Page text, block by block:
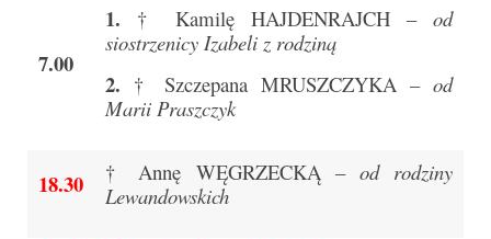
Pasterka 2022
Bierzmowanie 24.10.2022r.
Odpust 2022
Pierwsza Komunia Św. – Gr 1
7.00
1. † Kamilę HAJDENRAJCH –od
siostrzenicy Izabeli z rodziną
2. † Szczepana MRUSZCZYKA – od
Marii Praszczyk
18.30 † Annę WĘGRZECKĄ – od rodziny
Lewandowskich